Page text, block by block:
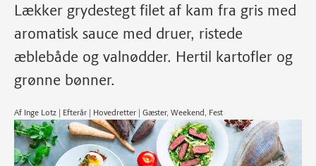
Lækker grydestegt filet af kam fra gris med
aromatisk sauce med druer, ristede
æblebåde og valnødder. Hertil kartofler og
grønne bønner.
Af Inge Lotz | Efterår | Hovedretter | Gæster, Weekend, Fest